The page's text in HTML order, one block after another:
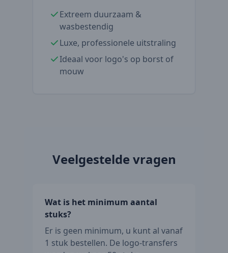
Extreem duurzaam &
wasbestendig
Luxe, professionele uitstraling
Ideaal voor logo's op borst of
mouw
Veelgestelde vragen
Wat is het minimum aantal
stuks?
Er is geen minimum, u kunt al vanaf
1 stuk bestellen. De logo-transfers